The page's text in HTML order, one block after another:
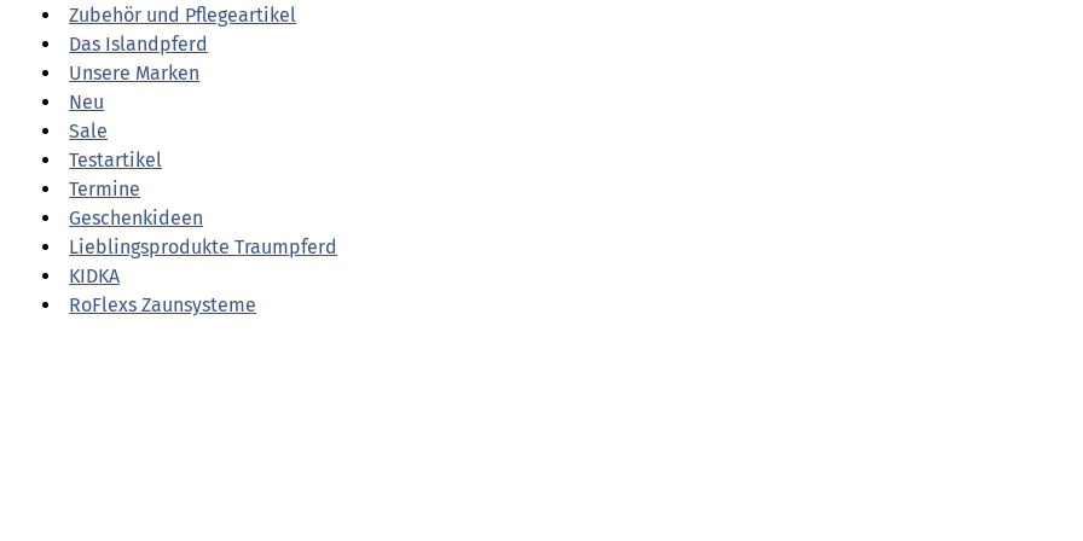
Zubehör und Pflegeartikel
Das Islandpferd
Unsere Marken
Neu
Sale
Testartikel
Termine
Geschenkideen
Lieblingsprodukte Traumpferd
KIDKA
RoFlexs Zaunsysteme
Sättel und Sattelkissen